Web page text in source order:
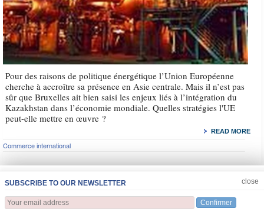
Pour des raisons de politique énergétique l’Union Européenne
cherche à accroître sa présence en Asie centrale. Mais il n’est pas
sûr que Bruxelles ait bien saisi les enjeux liés à l’intégration du
Kazakhstan dans l’économie mondiale. Quelles stratégies l'UE
peut-elle mettre en œuvre ?
READ MORE
Commerce international
SUBSCRIBE TO OUR NEWSLETTER
Confirmer
close
JOIN US CLOSE